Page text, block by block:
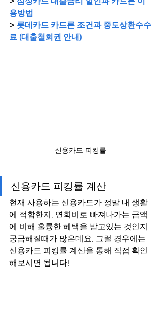
용방법
> 롯데카드 카드론 조건과 중도상환수수
료 (대출철회권 안내)
신용카드 피킹률
신용카드 피킹률 계산
현재 사용하는 신용카드가 정말 내 생활
에 적합한지, 연회비로 빠져나가는 금액
에 비해 훌륭한 혜택을 받고있는 것인지
궁금해질때가 많은데요, 그럴 경우에는
신용카드 피킹률 계산을 통해 직접 확인
해보시면 됩니다!